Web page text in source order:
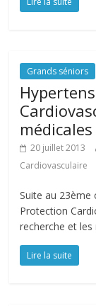
Grands séniors
médicales
20 juillet 2013
Cardiovasculaire
Suite au 23ème
Protection
recherche et
Lire la suite